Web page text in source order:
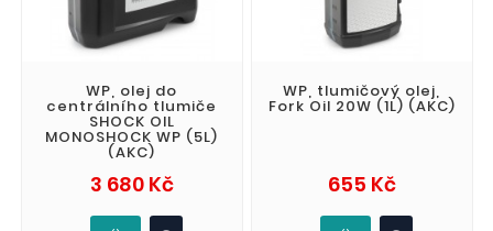
WP, olej do
centrálního tlumiče
SHOCK OIL
MONOSHOCK WP (5L)
(AKC)
3 680 KčCena
WP, tlumičový olej,
Fork Oil 20W (1L) (AKC)
655 KčCena